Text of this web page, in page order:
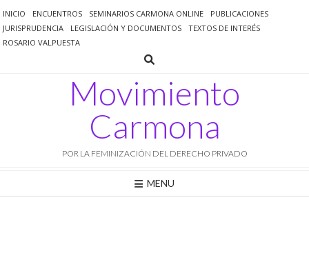
al
contenido
INICIO ENCUENTROS SEMINARIOS CARMONA ONLINE
PUBLICACIONES
JURISPRUDENCIA
LEGISLACIÓN Y DOCUMENTOS
TEXTOS DE INTERÉS
ROSARIO VALPUESTA
Movimiento
Carmona
POR LA FEMINIZACIÓN DEL DERECHO PRIVADO
MENU